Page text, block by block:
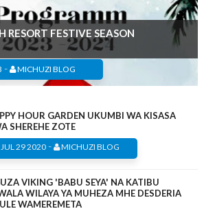
RESORT FESTIVE SEASON
- MICHUZI BLOG
HOUR GARDEN UKUMBI WA KISASA
SHEREHE ZOTE
JUL 29 2020 - MICHUZI BLOG
VIKING 'BABU SEYA' NA KATIBU
WILAYA YA MUHEZA MHE DESDERIA
WAMEREMETA